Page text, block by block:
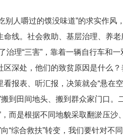
别人嚼过的馍没味道”的求实作
命线。社会救助、基层治理、养
治理“三害”，靠着一辆自行车和
区深处，他们的致贫原因是什么
报表、听汇报，决策就会“悬在
到田间地头、搬到群众家门口
而是根据不同地貌采取翻淤压
“综合救扶”转变，我们要针对